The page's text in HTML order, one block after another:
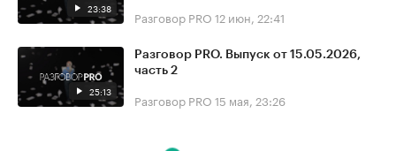
23:38 Разговор PRO 12 июн, 22:41
25:13
Разговор PRO. Выпуск от 15.05.2026,
часть 2
Разговор PRO 15 мая, 23:26